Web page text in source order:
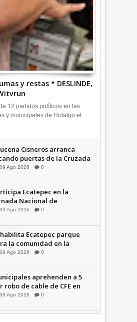
y restas * DESLINDE,
12 partidos políticos en las
y municipales de Hidalgo el
Cisneros arranca
puertas de la Cruzada
en la Colosio +Video |
09 Ago 2026 0
Ecatepec en la
Nacional de
plantan 3 mil
09 Ago 2026 0
Ecatepec parque
la comunidad en la
1 +Video |
08 Ago 2026 0
aprehenden a 5
robo de cable de CFE en
de Casa Nueva +Video
08 Ago 2026 0